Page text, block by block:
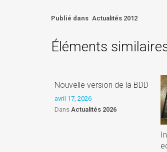
Publié dans Actualités 2012
Éléments
Nouvelle version de la BDD
avril 17, 2026
Dans Actualités 2026